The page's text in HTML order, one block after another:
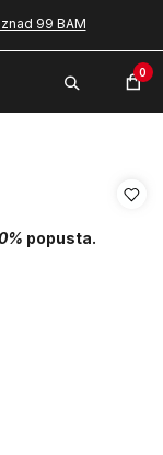
99 BAM
0
popusta.